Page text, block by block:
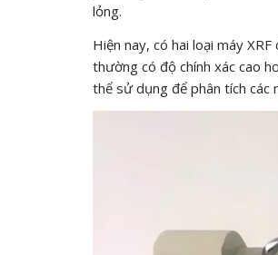
lỏng.
Hiện nay, có hai loại máy XRF
thường có độ chính xác cao
thể sử dụng để phân tích